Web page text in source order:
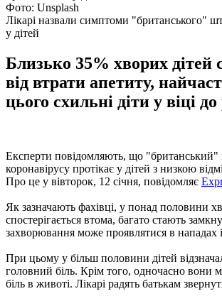
Фото: Unsplash
Лікарі назвали симптоми "британського"
у дітей
Близько 35% хворих дітей
від втрати апетиту,
цього схильні діти у віці
Експерти повідомляють, що
коронавірусу протікає у дітей з низкою
Про це у вівторок, 12 січня, повідомляє
Як зазначають фахівці, у понад половини
спостерігається втома, багато стають
захворювання може проявлятися в нападах
При цьому у більш половини дітей
головний біль. Крім того, одночасно вони
біль в животі. Лікарі радять батькам